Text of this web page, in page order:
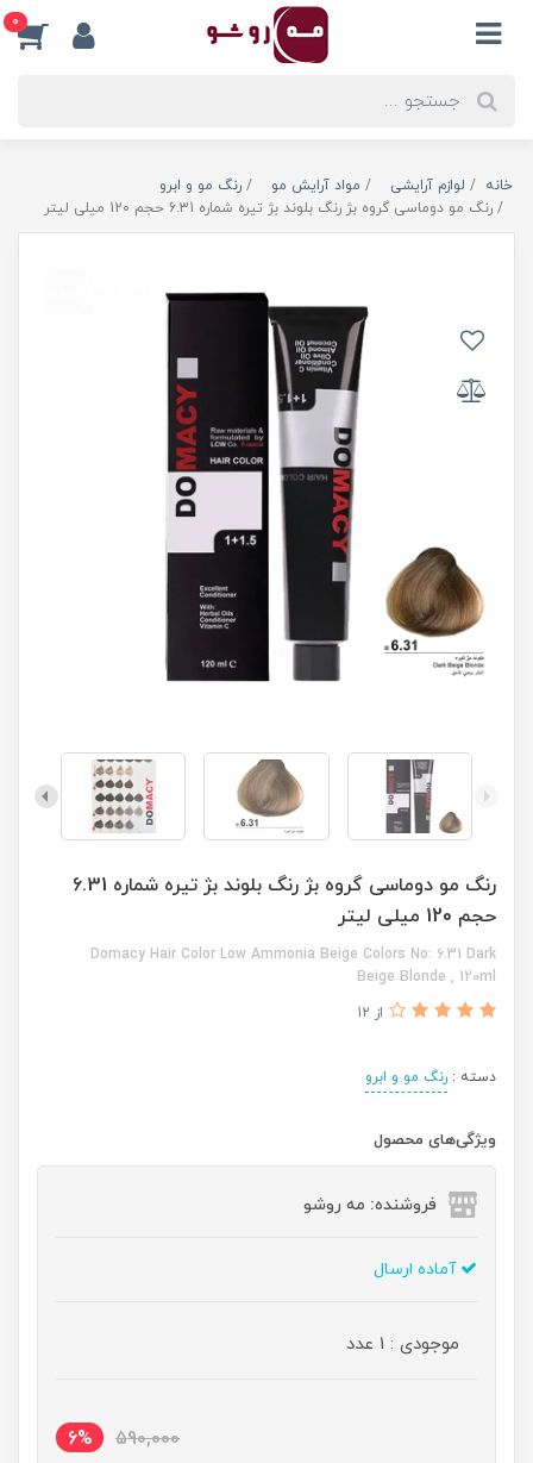
0
خانه لوازم آرایشی مواد آرایش مو
رنگ مو و ابرو
رنگ مو دوماسی گروه بژ رنگ بلوند بژ تیره شماره 6.31 حجم 120 میلی لیتر
رنگ مو دوماسی گروه بژ رنگ بلوند بژ تیره شماره 6.31
حجم 120 میلی لیتر
Domacy Hair Color Low Ammonia Beige Colors No: 6.31 Dark
Beige Blonde , 120ml
از 12
دسته : رنگ مو و ابرو
ویژگی‌های محصول
فروشنده: مه رو‌شو
آماده ارسال
موجودی : 1 عدد
590,000
6%